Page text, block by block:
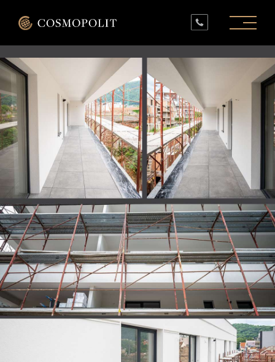
PROIECTE ÎN LUCRU
PROIECTE FINALIZATE
SPAȚII COMERCIALE
INFO
CONTACT